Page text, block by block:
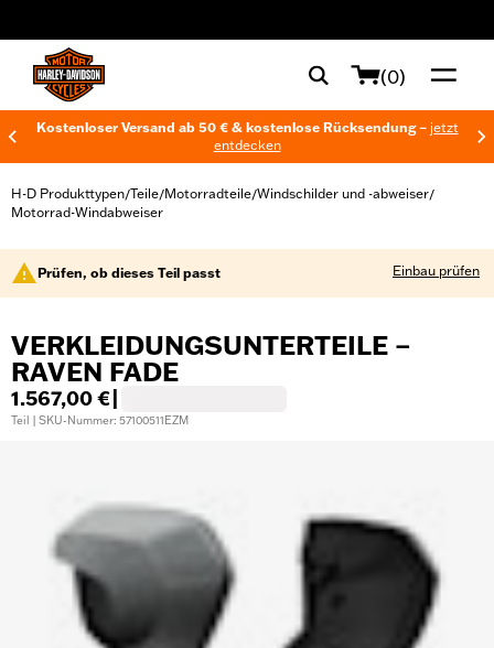
(0)
Kostenloser Versand ab 50 € & kostenlose Rücksendung – jetzt
entdecken
H-D Produkttypen/Teile/Motorradteile/Windschilder und -abweiser/
Motorrad-Windabweiser
Prüfen, ob dieses Teil passt Einbau prüfen
VERKLEIDUNGSUNTERTEILE –
RAVEN FADE
1.567,00 €
Teil | SKU-Nummer: 57100511EZM